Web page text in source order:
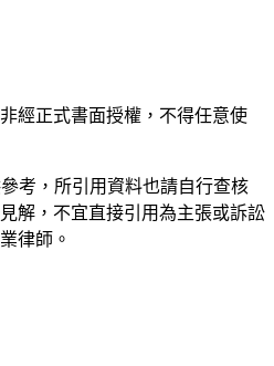
經正式書面授權，不得任意使
考，所引用資料也請自行查核
解，不宜直接引用為主張或訴訟
律師。